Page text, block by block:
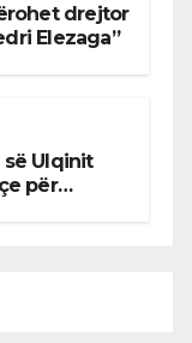
drejtor
Elezaga”
Ulqinit
për